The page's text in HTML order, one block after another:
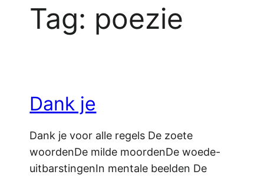
Tag: poezie
Dank je
Dank je voor alle regels De zoete
woordenDe milde moordenDe woede-
uitbarstingenIn mentale beelden De